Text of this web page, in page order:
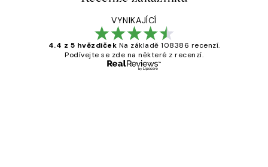
VYNIKAJÍCÍ
4.4 z 5 hvězdiček Na základě 108386 recenzí.
Podívejte se zde na některé z recenzí.